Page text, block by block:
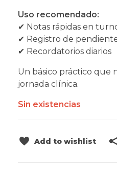
Uso recomendado:
✔ Notas rápidas en
✔ Registro de
✔ Recordatorios diarios
Un básico práctico que
jornada clínica.
Sin existencias
Add to wishlist